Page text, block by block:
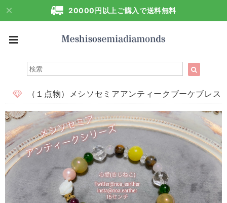
20000円以上ご購入で送料無料
（１点物）メシソセミアアンティークブーケブレス